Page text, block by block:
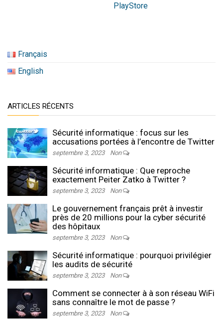
PlayStore
Français
English
ARTICLES RÉCENTS
Sécurité informatique : focus sur les
accusations portées à l’encontre de Twitter
septembre 3, 2023 Non
Sécurité informatique : Que reproche
exactement Peiter Zatko à Twitter ?
septembre 3, 2023 Non
Le gouvernement français prêt à investir
près de 20 millions pour la cyber sécurité
des hôpitaux
septembre 3, 2023 Non
Sécurité informatique : pourquoi privilégier
les audits de sécurité
septembre 3, 2023 Non
Comment se connecter à à son réseau WiFi
sans connaître le mot de passe ?
septembre 3, 2023 Non